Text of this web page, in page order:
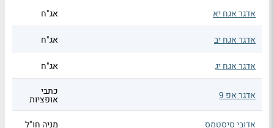
אדגר אגח יא אג"ח
אדגר אגח יב אג"ח
אדגר אגח יג אג"ח
אדגר אפ 9 כתבי
אופציות
אדובי סיסטמס
מניה חו"ל